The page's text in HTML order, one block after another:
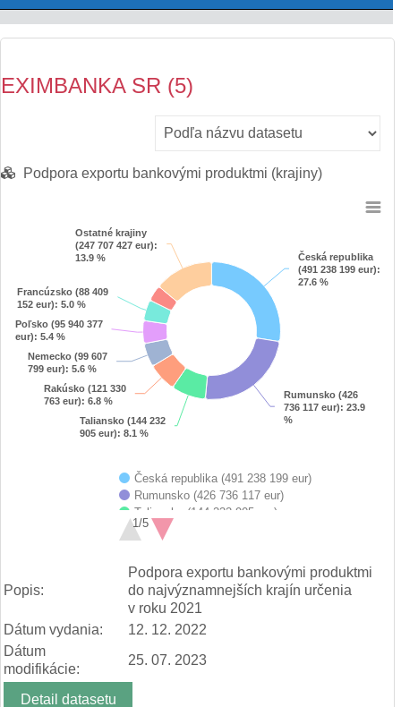
EXIMBANKA SR (5)
Podpora exportu bankovými produktmi (krajiny)
Pie chart with 9 slices. Česká republika
(491 238 199 eur):
27.6 %
Česká republika
(491 238 199 eur):
27.6 %
Rumunsko (426
736 117 eur): 23.9
%
Rumunsko (426
736 117 eur): 23.9
%
Taliansko (144 232
905 eur): 8.1 %
Taliansko (144 232
905 eur): 8.1 %
Rakúsko (121 330
763 eur): 6.8 %
Rakúsko (121 330
763 eur): 6.8 %
Nemecko (99 607
799 eur): 5.6 %
Nemecko (99 607
799 eur): 5.6 %
Poľsko (95 940 377
eur): 5.4 %
Poľsko (95 940 377
eur): 5.4 %
Francúzsko (88 409
152 eur): 5.0 %
Francúzsko (88 409
152 eur): 5.0 %
Ostatné krajiny
(247 707 427 eur):
13.9 %
Ostatné krajiny
(247 707 427 eur):
13.9 %
Česká republika (491 238 199 eur)
Rumunsko (426 736 117 eur)
Taliansko (144 232 905 eur)
Rakúsko (121 330 763 eur)
Poľsko (95 940 377 eur)
Francúzsko (88 409 152 eur)
Maďarsko (67 168 992 eur)
Ostatné krajiny (247 707 427 eur)
1/5
Popis:
Podpora exportu bankovými produktmi
do najvýznamnejších krajín určenia
v roku 2021
Dátum vydania:
12. 12. 2022
Dátum
modifikácie:
25. 07. 2023
Detail datasetu